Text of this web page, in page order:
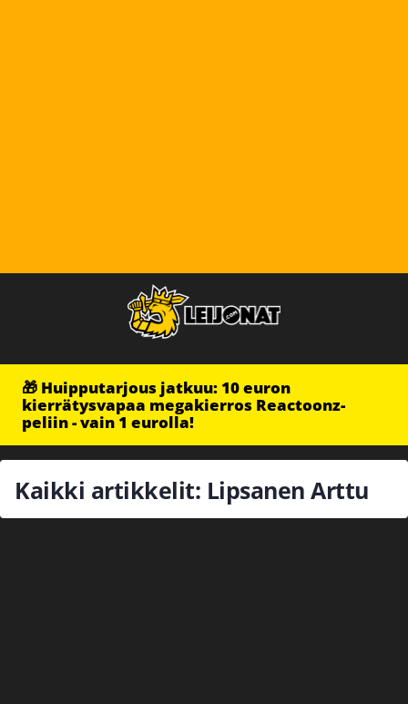
🎁 Huipputarjous jatkuu: 10 euron
kierrätysvapaa megakierros Reactoonz-
peliin - vain 1 eurolla!
Kaikki artikkelit: Lipsanen Arttu